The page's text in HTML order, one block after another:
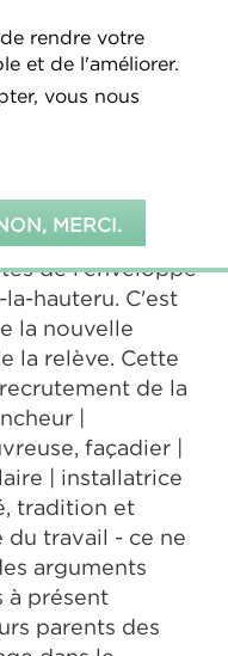
rendre votre
et de l'améliorer.
vous nous
MERCI.
Recherche
de l'enveloppe
hauteru. C'est
la nouvelle
la relève. Cette
de la
|
façadier |
| installatrice
tradition et
du travail - ce ne
arguments
à présent
parents des